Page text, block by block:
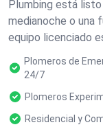
Plumbing está listo
medianoche o una
equipo licenciado
Plomeros de
24/7
Plomeros
Residencial y